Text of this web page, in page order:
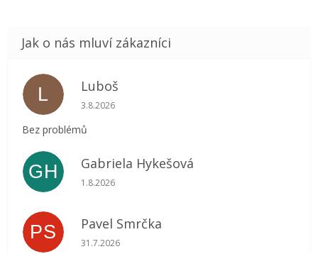
L Luboš
Hodnocení obchodu je 5 z 5 hvězdiček.
3.8.2026
Bez problémů
GH Gabriela Hykešová
Hodnocení obchodu je 5 z 5 hvězdiček.
1.8.2026
PS Pavel Smrčka
Hodnocení obchodu je 5 z 5 hvězdiček.
31.7.2026